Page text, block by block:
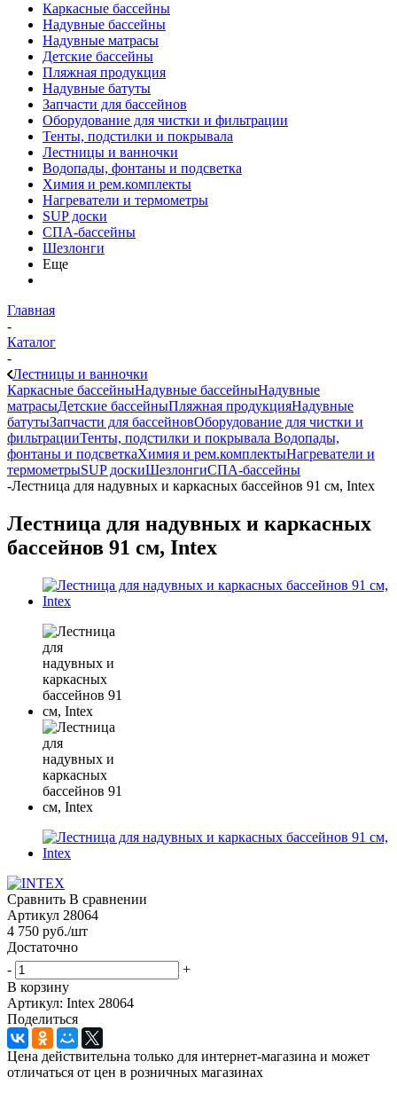
Каркасные бассейны
Надувные бассейны
Надувные матрасы
Детские бассейны
Пляжная продукция
Надувные батуты
Запчасти для бассейнов
Оборудование для чистки и фильтрации
Тенты, подстилки и покрывала
Лестницы и ванночки
Водопады, фонтаны и подсветка
Химия и рем.комплекты
Нагреватели и термометры
SUP доски
СПА-бассейны
Шезлонги
Еще
Главная
-
Каталог
-
Лестницы и ванночки
Каркасные бассейныНадувные бассейныНадувные
матрасыДетские бассейныПляжная продукцияНадувные
батутыЗапчасти для бассейновОборудование для чистки и
фильтрацииТенты, подстилки и покрывала Водопады,
фонтаны и подсветкаХимия и рем.комплектыНагреватели и
термометрыSUP доскиШезлонгиСПА-бассейны
-Лестница для надувных и каркасных бассейнов 91 см, Intex
Лестница для надувных и каркасных
бассейнов 91 см, Intex
Сравнить В сравнении
Артикул 28064
4 750 руб./шт
Достаточно
-
+
В корзину
Артикул: Intex 28064
Поделиться
Цена действительна только для интернет-магазина и может
отличаться от цен в розничных магазинах